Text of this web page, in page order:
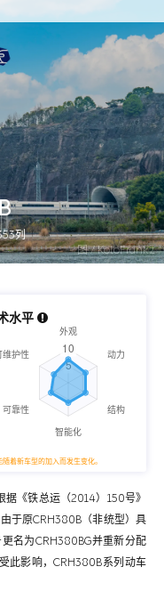
图 / KoloFrankz
列
水平
随着新车型的加入而发生变化。
《铁总运（2014）150号》
于原CRH380B（非统型）具
名为CRH380BG并重新分配
此影响，CRH380B系列动车